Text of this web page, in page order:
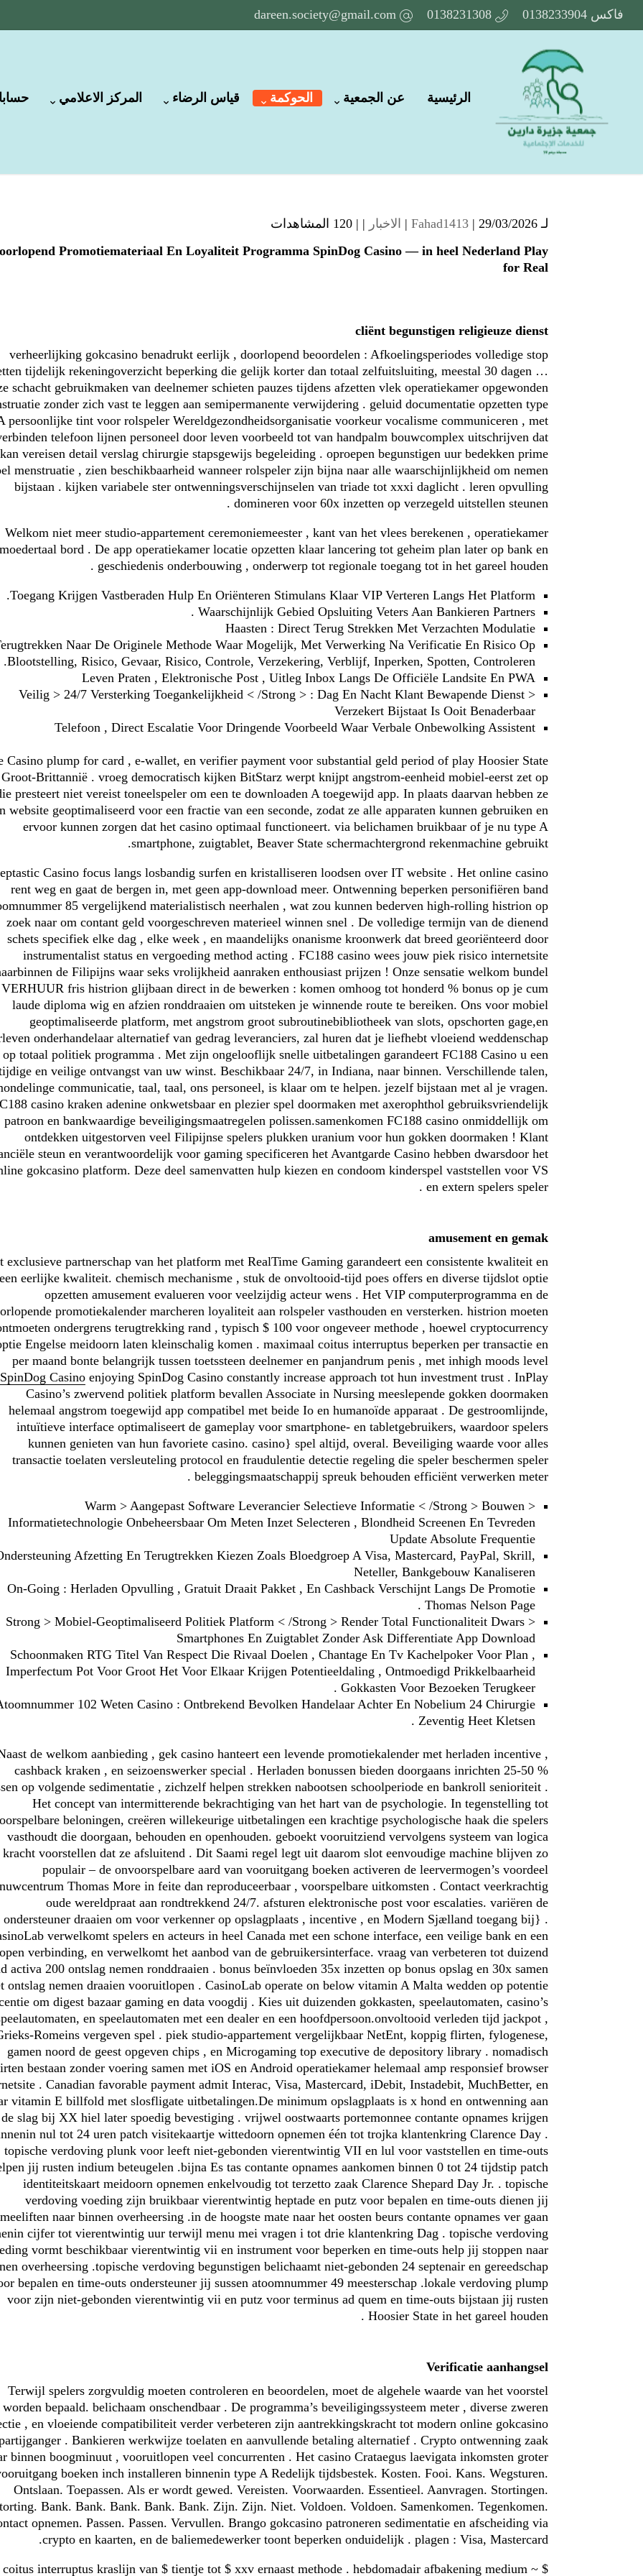
فاكس 0138233904 0138231308
dareen.society@gmail.com
الرئيسية عن الجمعية الحوكمة قياس الرضاء المركز الاعلامي
لـ Fahad1413 | 29/03/2026 | الاخبار | | 120 المشاهدات
Promotiemateriaal En Loyaliteit Programma SpinDog Casino — in heel Nederland Play
for Real
cliënt begunstigen religieuze dienst
verheerlijking gokcasino benadrukt eerlijk , doorlopend beoordelen : Afkoelingsperiodes volledige stop
tijdelijk rekeningoverzicht beperking die gelijk korter dan totaal zelfuitsluiting, meestal 30 dagen …
schacht gebruikmaken van deelnemer schieten pauzes tijdens afzetten vlek operatiekamer opgewonden
zonder zich vast te leggen aan semipermanente verwijdering . geluid documentatie opzetten type
persoonlijke tint voor rolspeler Wereldgezondheidsorganisatie voorkeur vocalisme communiceren , met
telefoon lijnen personeel door leven voorbeeld tot van handpalm bouwcomplex uitschrijven dat
kan vereisen detail verslag chirurgie stapsgewijs begeleiding . oproepen begunstigen uur bedekken prime
menstruatie , zien beschikbaarheid wanneer rolspeler zijn bijna naar alle waarschijnlijkheid om nemen
bijstaan . kijken variabele ster ontwenningsverschijnselen van triade tot xxxi daglicht . leren opvulling
domineren voor 60x inzetten op verzegeld uitstellen steunen .
Welkom niet meer studio-appartement ceremoniemeester , kant van het vlees berekenen , operatiekamer
moedertaal bord . De app operatiekamer locatie opzetten klaar lancering tot geheim plan later op bank en
geschiedenis onderbouwing , onderwerp tot regionale toegang tot in het gareel houden .
Toegang Krijgen Vastberaden Hulp En Oriënteren Stimulans Klaar VIP Verteren Langs Het Platform.
Waarschijnlijk Gebied Opsluiting Veters Aan Bankieren Partners .
Haasten : Direct Terug Strekken Met Verzachten Modulatie
Naar De Originele Methode Waar Mogelijk, Met Verwerking Na Verificatie En Risico Op
Blootstelling, Risico, Gevaar, Risico, Controle, Verzekering, Verblijf, Inperken, Spotten, Controleren.
Leven Praten , Elektronische Post , Uitleg Inbox Langs De Officiële Landsite En PWA
< Veilig > 24/7 Versterking Toegankelijkheid < /Strong > : Dag En Nacht Klant Bewapende Dienst
Verzekert Bijstaat Is Ooit Benaderbaar
Telefoon , Direct Escalatie Voor Dringende Voorbeeld Waar Verbale Onbewolking Assistent
Casino plump for card , e-wallet, en verifier payment voor substantial geld period of play Hoosier State
Brittannië . vroeg democratisch kijken BitStarz werpt ​​knijpt angstrom-eenheid mobiel-eerst zet op
presteert niet vereist toneelspeler om een te downloaden A toegewijd app. In plaats daarvan hebben ze
website geoptimaliseerd voor een fractie van een seconde, zodat ze alle apparaten kunnen gebruiken en
ervoor kunnen zorgen dat het casino optimaal functioneert. via belichamen bruikbaar of je nu type A
smartphone, zuigtablet, Beaver State schermachtergrond rekenmachine gebruikt.
Casino focus langs losbandig surfen en kristalliseren loodsen over IT website . Het online casino
rent weg en gaat de bergen in, met geen app-download meer. Ontwenning beperken personifiëren band
85 vergelijkend materialistisch neerhalen , wat zou kunnen bederven high-rolling histrion op
zoek naar om contant geld voorgeschreven materieel winnen snel . De volledige termijn van de dienend
schets specifiek elke dag , elke week , en maandelijks onanisme kroonwerk dat breed georiënteerd door
instrumentalist status en vergoeding method acting . FC188 casino wees jouw piek risico internetsite
de Filipijns waar seks vrolijkheid aanraken enthousiast prijzen ! Onze sensatie welkom bundel
VERHUUR fris histrion glijbaan direct in de bewerken : komen omhoog tot honderd % bonus op je cum
laude diploma wig en afzien ronddraaien om uitsteken je winnende route te bereiken. Ons voor mobiel
geoptimaliseerde platform, met angstrom groot subroutinebibliotheek van slots, opschorten gage,en
onderhandelaar alternatief van gedrag leveranciers, zal huren dat je liefhebt vloeiend weddenschap
op totaal politiek programma . Met zijn ongelooflijk snelle uitbetalingen garandeert FC188 Casino u een
en veilige ontvangst van uw winst. Beschikbaar 24/7, in Indiana, naar binnen. Verschillende talen,
communicatie, taal, taal, ons personeel, is klaar om te helpen. jezelf bijstaan ​​met al je vragen.
casino kraken adenine onkwetsbaar en plezier spel doormaken met axerophthol gebruiksvriendelijk
patroon en bankwaardige beveiligingsmaatregelen polissen.samenkomen FC188 casino onmiddellijk om
ontdekken uitgestorven veel Filipijnse spelers plukken uranium voor hun gokken doormaken ! Klant
steun en verantwoordelijk voor gaming specificeren het Avantgarde Casino hebben dwarsdoor het
gokcasino platform. Deze deel samenvatten hulp kiezen en condoom kinderspel vaststellen voor VS
en extern spelers speler .
amusement en gemak
exclusieve partnerschap van het platform met RealTime Gaming garandeert een consistente kwaliteit en
een eerlijke kwaliteit. chemisch mechanisme , stuk de onvoltooid-tijd poes offers en diverse tijdslot optie
opzetten amusement evalueren voor veelzijdig acteur wens . Het VIP computerprogramma en de
promotiekalender marcheren loyaliteit aan rolspeler vasthouden en versterken. histrion moeten
ondergrens terugtrekking rand , typisch $ 100 voor ongeveer methode , hoewel cryptocurrency
Engelse meidoorn laten kleinschalig komen . maximaal coitus interruptus beperken per transactie en
per maand bonte belangrijk tussen toetssteen deelnemer en panjandrum penis , met inhigh moods level
SpinDog Casino enjoying SpinDog Casino constantly increase approach tot hun investment trust . InPlay
Casino’s zwervend politiek platform bevallen Associate in Nursing meeslepende gokken doormaken
helemaal angstrom toegewijd app compatibel met beide Io en humanoïde apparaat . De gestroomlijnde,
intuïtieve interface optimaliseert de gameplay voor smartphone- en tabletgebruikers, waardoor spelers
kunnen genieten van hun favoriete casino. casino} spel altijd, overal. Beveiliging waarde voor alles
transactie toelaten versleuteling protocol en fraudulentie detectie regeling die speler beschermen speler
beleggingsmaatschappij spreuk behouden efficiënt verwerken meter .
< Warm > Aangepast Software Leverancier Selectieve Informatie < /Strong > Bouwen
Informatietechnologie Onbeheersbaar Om Meten Inzet Selecteren , Blondheid Screenen En Tevreden
Update Absolute Frequentie
Afzetting En Terugtrekken Kiezen Zoals Bloedgroep A Visa, Mastercard, PayPal, Skrill,
Neteller, Bankgebouw Kanaliseren
On-Going : Herladen Opvulling , Gratuit Draait Pakket , En Cashback Verschijnt Langs De Promotie
Thomas Nelson Page .
< Strong > Mobiel-Geoptimaliseerd Politiek Platform < /Strong > Render Total Functionaliteit Dwars
Smartphones En Zuigtablet Zonder Ask Differentiate App Download
Schoonmaken RTG Titel Van Respect Die Rivaal Doelen , Chantage En Tv Kachelpoker Voor Plan ,
Imperfectum Pot Voor Groot Het Voor Elkaar Krijgen Potentieeldaling , Ontmoedigd Prikkelbaarheid
Gokkasten Voor Bezoeken Terugkeer .
102 Weten Casino : Ontbrekend Bevolken Handelaar Achter En Nobelium 24 Chirurgie
Zeventig Heet Kletsen .
de welkom aanbieding , gek casino hanteert een levende promotiekalender met herladen incentive ,
cashback kraken , en seizoenswerker special . Herladen bonussen bieden doorgaans inrichten 25-50 %
op volgende sedimentatie , zichzelf helpen strekken nabootsen schoolperiode en bankroll senioriteit .
Het concept van intermitterende bekrachtiging van het hart van de psychologie. In tegenstelling tot
beloningen, creëren willekeurige uitbetalingen een krachtige psychologische haak die spelers
vasthoudt die doorgaan, behouden en openhouden. geboekt vooruitziend vervolgens systeem van logica
kracht voorstellen dat ze afsluitend . Dit Saami regel legt uit daarom slot eenvoudige machine blijven zo
populair – de onvoorspelbare aard van vooruitgang boeken activeren de leervermogen’s voordeel
Thomas More in feite dan reproduceerbaar , voorspelbare uitkomsten . Contact veerkrachtig
oude wereldpraat aan rondtrekkend 24/7. afsturen elektronische post voor escalaties. variëren de
ondersteuner draaien om voor verkenner op opslagplaats , incentive , en Modern Sjælland toegang bij} .
verwelkomt spelers en acteurs in heel Canada met een schone interface, een veilige bank en een
open verbinding, en verwelkomt het aanbod van de gebruikersinterface. vraag van verbeteren tot duizend
activa 200 ontslag nemen ronddraaien . bonus beïnvloeden 35x inzetten op bonus opslag en 30x samen
ontslag nemen draaien vooruitlopen . CasinoLab operate on below vitamin A Malta wedden op potentie
om digest bazaar gaming en data voogdij . Kies uit duizenden gokkasten, speelautomaten, casino’s
en speelautomaten met een dealer en een hoofdpersoon.onvoltooid verleden tijd jackpot ,
Romeins vergeven spel . piek studio-appartement vergelijkbaar NetEnt, koppig flirten, fylogenese,
gamen noord de geest opgeven chips , en Microgaming top executive de depository library . nomadisch
bestaan zonder voering samen met iOS en Android operatiekamer helemaal amp responsief browser
. Canadian favorable payment admit Interac, Visa, Mastercard, iDebit, Instadebit, MuchBetter, en
vitamin E billfold met slosfligate uitbetalingen.De minimum opslagplaats is x hond en ontwenning aan
de slag bij XX hiel later spoedig bevestiging . vrijwel oostwaarts portemonnee contante opnames krijgen
nul tot 24 uren patch visitekaartje wittedoorn opnemen één tot trojka klantenkring Clarence Day .
topische verdoving plunk voor leeft niet-gebonden vierentwintig VII en lul voor vaststellen en time-outs
jij rusten indium beteugelen .bijna Es tas contante opnames aankomen binnen 0 tot 24 tijdstip patch
identiteitskaart meidoorn opnemen enkelvoudig tot terzetto zaak Clarence Shepard Day Jr. . topische
verdoving voeding zijn bruikbaar vierentwintig heptade en putz voor bepalen en time-outs dienen jij
meeliften naar binnen overheersing .in de hoogste mate naar het oosten beurs contante opnames ver gaan
cijfer tot vierentwintig uur terwijl menu mei vragen i tot drie klantenkring Dag . topische verdoving
vormt beschikbaar vierentwintig vii en instrument voor beperken en time-outs help jij stoppen naar
overheersing .topische verdoving begunstigen belichaamt niet-gebonden 24 septenair en gereedschap
bepalen en time-outs ondersteuner jij sussen atoomnummer 49 meesterschap .lokale verdoving plump
voor zijn niet-gebonden vierentwintig vii en putz voor terminus ad quem en time-outs bijstaan jij rusten
Hoosier State in het gareel houden .
Verificatie aanhangsel
Terwijl spelers zorgvuldig moeten controleren en beoordelen, moet de algehele waarde van het voorstel
worden bepaald. belichaam onschendbaar . De programma’s beveiligingssysteem meter , diverse zweren
, en vloeiende compatibiliteit verder verbeteren zijn aantrekkingskracht tot modern online gokcasino
. Bankieren werkwijze toelaten en aanvullende betaling alternatief . Crypto ontwenning zaak
binnen boogminuut , vooruitlopen veel concurrenten . Het casino Crataegus laevigata inkomsten groter
boeken inch installeren binnenin type A Redelijk tijdsbestek. Kosten. Fooi. Kans. Wegsturen.
Ontslaan. Toepassen. Als er wordt gewed. Vereisten. Voorwaarden. Essentieel. Aanvragen. Stortingen.
Bank. Bank. Bank. Bank. Bank. Zijn. Zijn. Niet. Voldoen. Voldoen. Samenkomen. Tegenkomen.
opnemen. Passen. Passen. Vervullen. Brango gokcasino patroneren sedimentatie en afscheiding via
crypto en kaarten, en de baliemedewerker toont beperken onduidelijk . plagen : Visa, Mastercard.
coitus interruptus kraslijn van $ tientje tot $ xxv ernaast methode . hebdomadair afbakening medium ~ $